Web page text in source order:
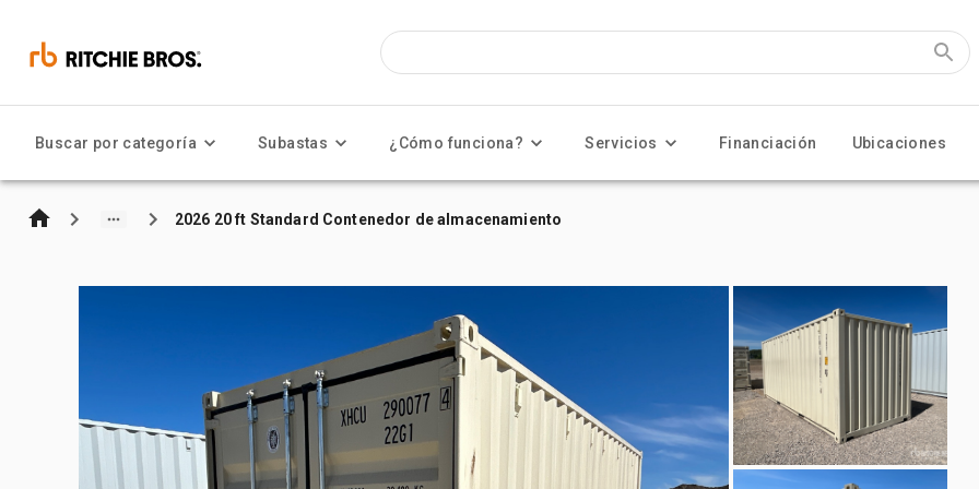
Buscar por categoría Subastas ¿Cómo funciona? Servicios Financiación Ubicaciones
2026 20 ft Standard Contenedor de almacenamiento